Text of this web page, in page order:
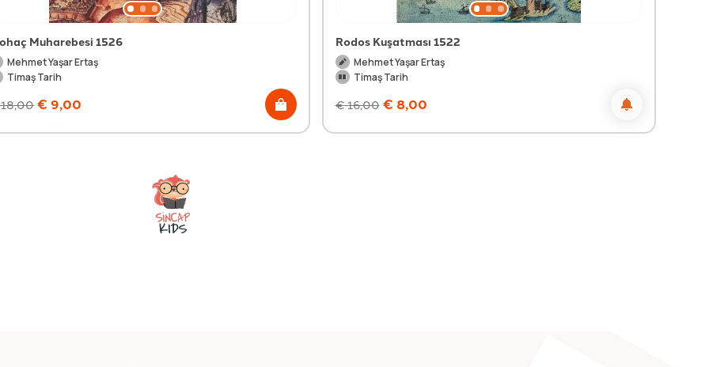
Muharebesi 1526
Mehmet Yaşar Ertaş
Timaş Tarih
€ 9,00
Rodos Kuşatması 1522
Mehmet Yaşar Ertaş
Timaş Tarih
€16,00 € 8,00